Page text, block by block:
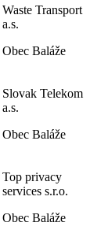
Waste Transport
a.s.
Obec Baláže
Slovak Telekom
a.s.
Obec Baláže
Top privacy
services s.r.o.
Obec Baláže